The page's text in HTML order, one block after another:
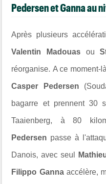
Pedersen et Ganna au
Après plusieurs
Valentin Madouas ou
réorganise. A ce moment-
Casper Pedersen
bagarre et prennent 30
Taaienberg, à 80
Pedersen passe à
Danois, avec seul
Filippo Gannaaccélère,